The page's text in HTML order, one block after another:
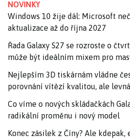
NOVINKY
Windows 10 žije dál: Microsoft
aktualizace až do října 2027
Řada Galaxy S27 se rozroste o
může být ideálním mixem pro
Nejlepším 3D tiskárnám vládne
porovnání vítězí kvalitou, ale
Co víme o nových skládačkách
radikální proměnu i nový model
Konec zásilek z Číny? Ale kdepak,